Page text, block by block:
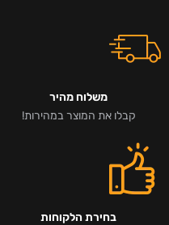
משלוח מהיר
קבלו את המוצר במהירות!
בחירת הלקוחות